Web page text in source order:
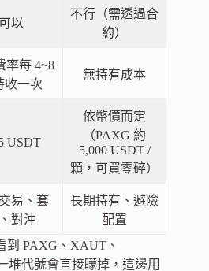
可以
不行（需透過合
約）
率每 4~8
收一次
無持有成本
USDT
依幣價而定
（PAXG 約
5,000 USDT /
顆，可買零碎）
易、套
對沖
長期持有、避險
配置
到 PAXG、XAUT、
堆代號會直接矇掉，這邊用